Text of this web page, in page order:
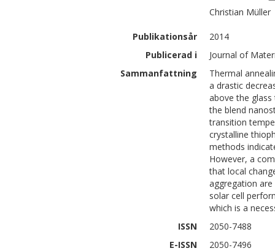
Christian Müller
Publikationsår
2014
Publicerad i
Journal of
Sammanfattning
Thermal
a drastic
above the
the blend
transition
crystalline
methods
However, a
that local
aggregation
solar cell
which is a
ISSN
2050-7488
E-ISSN
2050-7496